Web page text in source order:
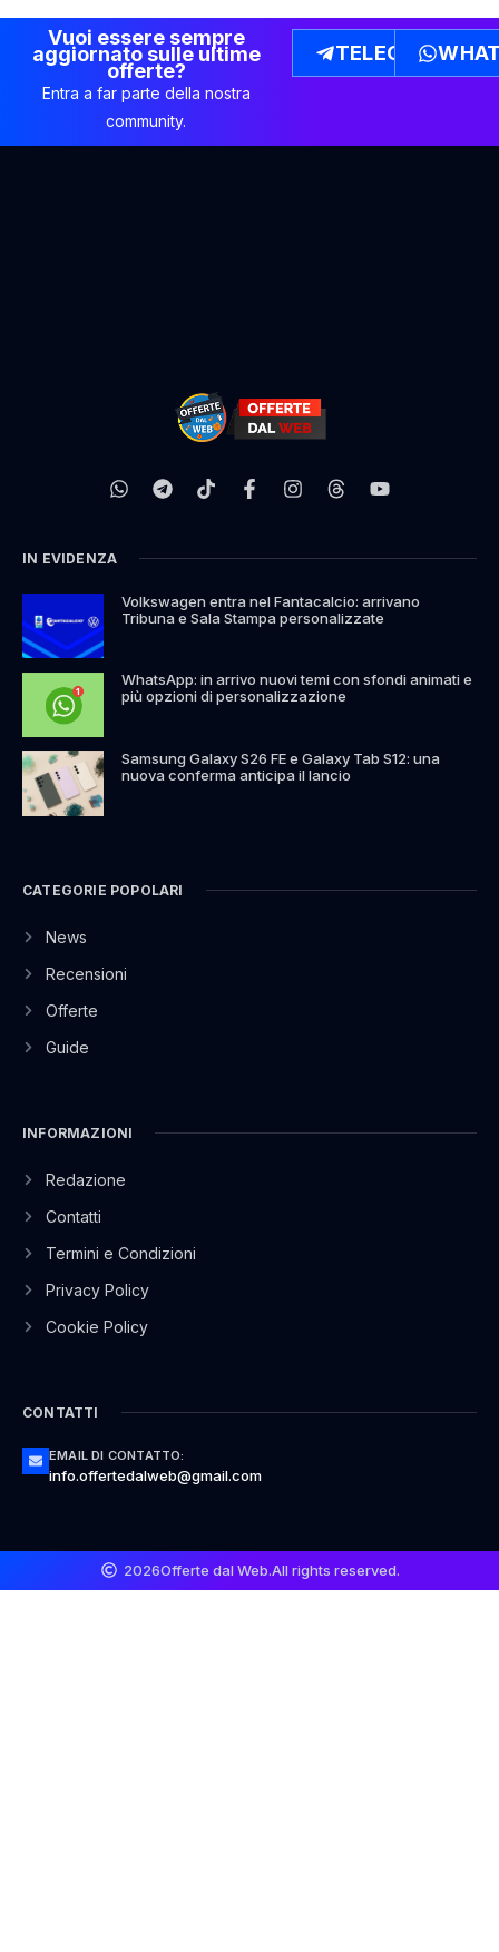
Vuoi essere sempre
aggiornato sulle ultime
offerte?
Entra a far parte della nostra
community.
TELEGRAM
IN EVIDENZA
Volkswagen entra nel Fantacalcio: arrivano
Tribuna e Sala Stampa personalizzate
WhatsApp: in arrivo nuovi temi con sfondi animati e
più opzioni di personalizzazione
Samsung Galaxy S26 FE e Galaxy Tab S12: una
nuova conferma anticipa il lancio
CATEGORIE POPOLARI
News
Recensioni
Offerte
Guide
INFORMAZIONI
Redazione
Contatti
Termini e Condizioni
Privacy Policy
Cookie Policy
CONTATTI
EMAIL DI CONTATTO:
info.offertedalweb@gmail.com
2026Offerte dal Web.All rights reserved.